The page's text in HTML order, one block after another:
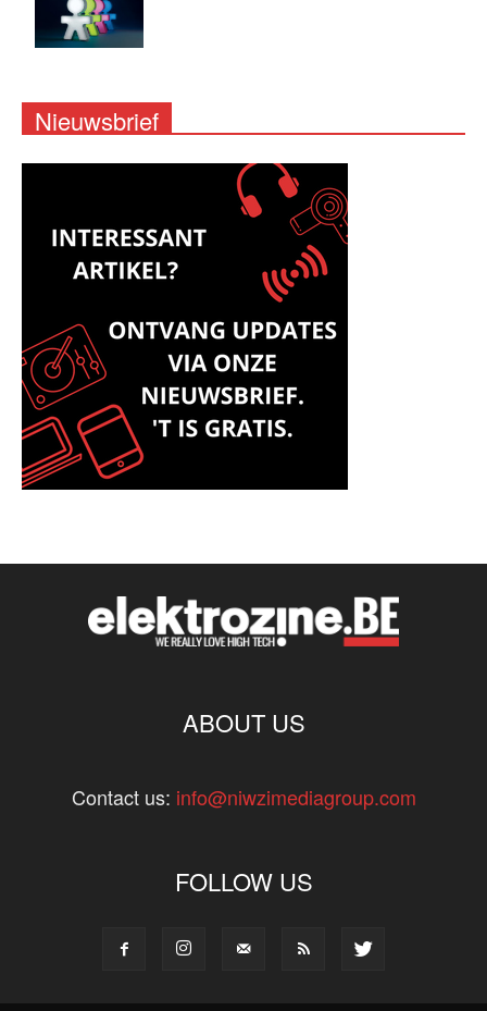
Nieuwsbrief
ABOUT US
Contact us: info@niwzimediagroup.com
FOLLOW US